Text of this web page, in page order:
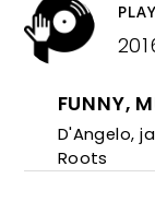
FUNNY,
D'Angelo,
Roots